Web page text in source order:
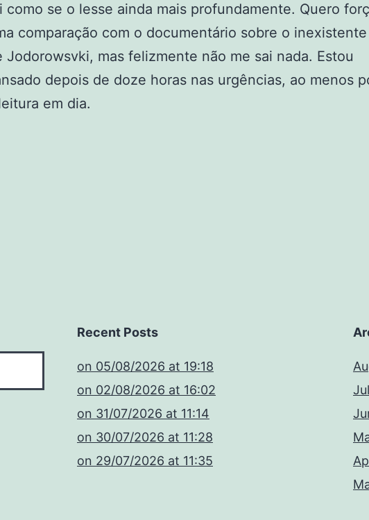
como se o lesse ainda mais profundamente. Quero
comparação com o documentário sobre o
Jodorowsvki, mas felizmente não me sai nada. Estou
depois de doze horas nas urgências, ao menos
em dia.
Recent Posts
​on 05/08/2026 at 19:18
​on 02/08/2026 at 16:02
​on 31/07/2026 at 11:14
​on 30/07/2026 at 11:28
​on 29/07/2026 at 11:35